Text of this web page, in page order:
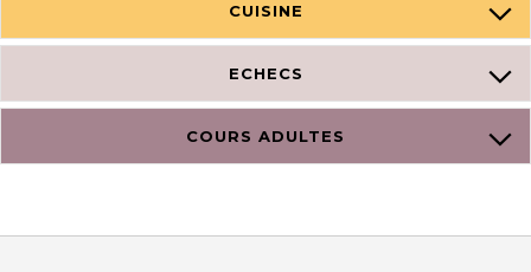
CUISINE
ECHECS
COURS ADULTES